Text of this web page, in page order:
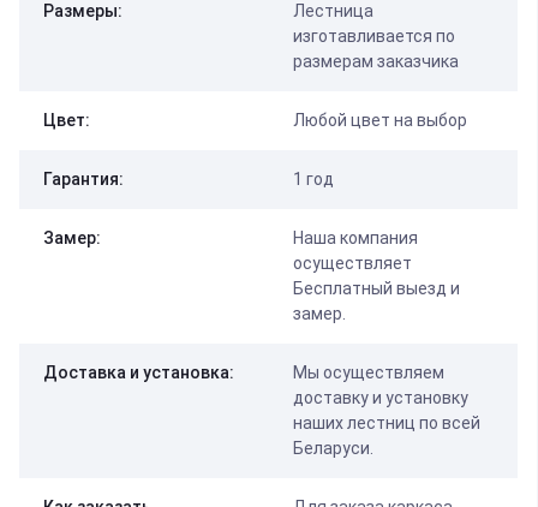
Размеры:
Лестница
изготавливается по
размерам заказчика
Цвет: Любой цвет на выбор
Гарантия: 1 год
Замер:
Наша компания
осуществляет
Бесплатный выезд и
замер.
Доставка и установка:
Мы осуществляем
доставку и установку
наших лестниц по всей
Беларуси.